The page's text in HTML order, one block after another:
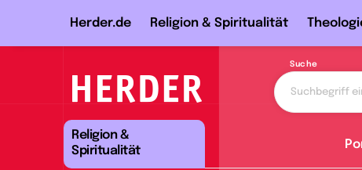
Herder.de Religion & Spiritualität
Suche
Religion &
Spiritualität